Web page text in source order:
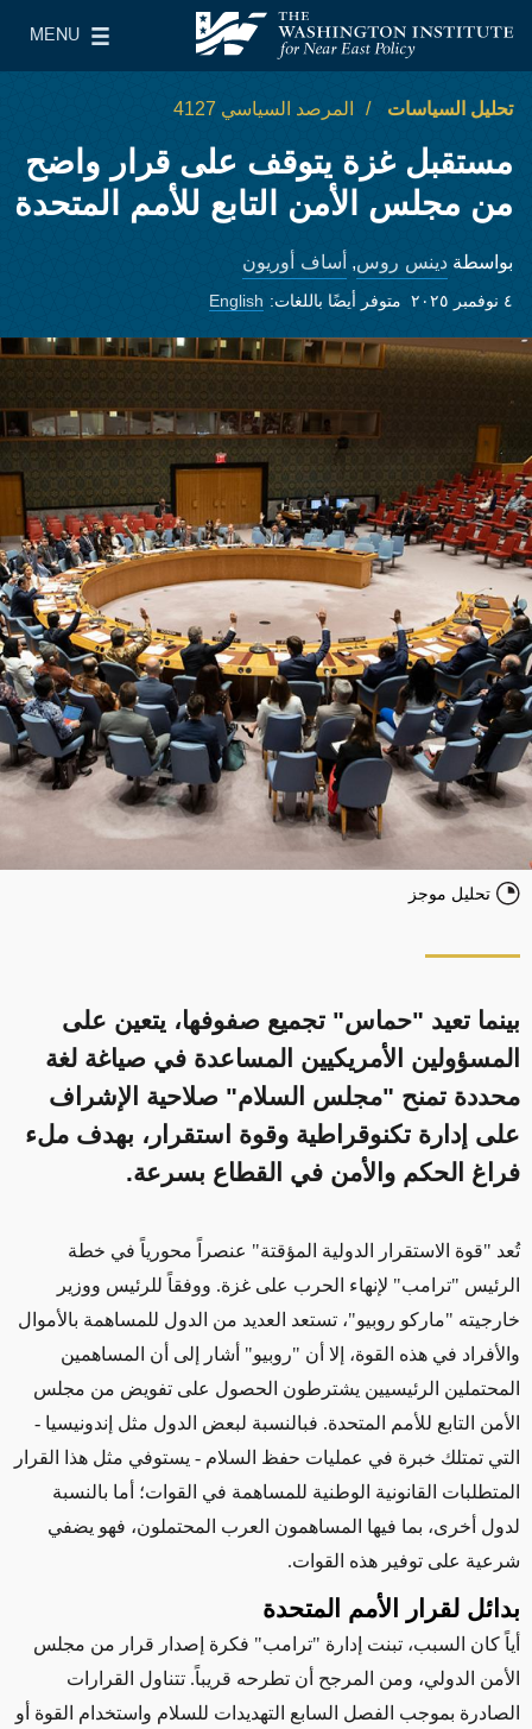
معهد واشنطن لسياسات الشرق الأدنى
MENU
Main Menu
تحليل السياسات المرصد السياسي 4127
مستقبل غزة يتوقف على قرار واضح
من مجلس الأمن التابع للأمم المتحدة
بواسطة دينس روس, أساف أوريون
٤ نوفمبر ٢٠٢٥ متوفر أيضًا باللغات: English
تحليل موجز
بينما تعيد "حماس" تجميع صفوفها، يتعين على
المسؤولين الأمريكيين المساعدة في صياغة لغة
محددة تمنح "مجلس السلام" صلاحية الإشراف
على إدارة تكنوقراطية وقوة استقرار، بهدف ملء
فراغ الحكم والأمن في القطاع بسرعة.
تُعد "قوة الاستقرار الدولية المؤقتة" عنصراً محورياً في خطة
الرئيس "ترامب" لإنهاء الحرب على غزة. ووفقاً للرئيس ووزير
خارجيته "ماركو روبيو"، تستعد العديد من الدول للمساهمة بالأموال
والأفراد في هذه القوة، إلا أن "روبيو" أشار إلى أن المساهمين
المحتملين الرئيسيين يشترطون الحصول على تفويض من مجلس
الأمن التابع للأمم المتحدة. فبالنسبة لبعض الدول مثل إندونيسيا -
التي تمتلك خبرة في عمليات حفظ السلام - يستوفي مثل هذا القرار
المتطلبات القانونية الوطنية للمساهمة في القوات؛ أما بالنسبة
لدول أخرى، بما فيها المساهمون العرب المحتملون، فهو يضفي
شرعية على توفير هذه القوات.
بدائل لقرار الأمم المتحدة
أياً كان السبب، تبنت إدارة "ترامب" فكرة إصدار قرار من مجلس
الأمن الدولي، ومن المرجح أن تطرحه قريباً. تتناول القرارات
الصادرة بموجب الفصل السابع التهديدات للسلام واستخدام القوة أو